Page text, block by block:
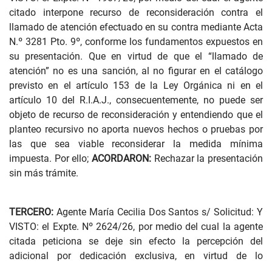
citado interpone recurso de reconsideración contra el
llamado de atención efectuado en su contra mediante Acta
N.º 3281 Pto. 9º, conforme los fundamentos expuestos en
su presentación. Que en virtud de que el “llamado de
atención” no es una sanción, al no figurar en el catálogo
previsto en el artículo 153 de la Ley Orgánica ni en el
artículo 10 del R.I.A.J., consecuentemente, no puede ser
objeto de recurso de reconsideración y entendiendo que el
planteo recursivo no aporta nuevos hechos o pruebas por
las que sea viable reconsiderar la medida mínima
impuesta. Por ello; ACORDARON: Rechazar la presentación
sin más trámite.
TERCERO: Agente María Cecilia Dos Santos s/ Solicitud: Y
VISTO: el Expte. Nº 2624/26, por medio del cual la agente
citada peticiona se deje sin efecto la percepción del
adicional por dedicación exclusiva, en virtud de lo